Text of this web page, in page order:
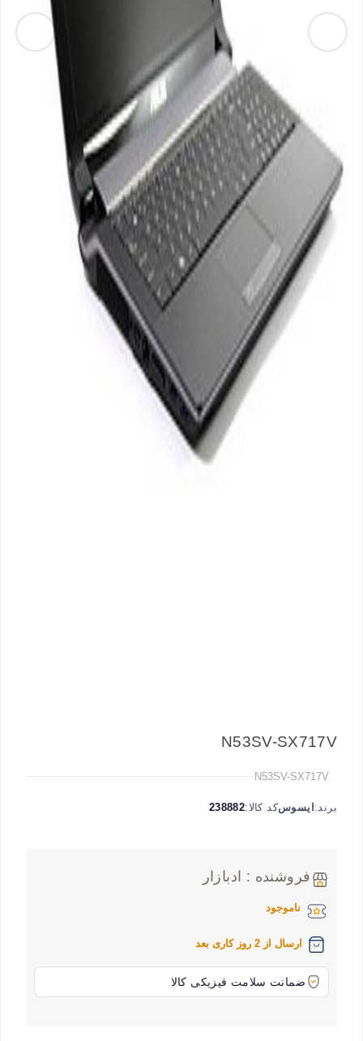
N53SV-SX717V
N53SV-SX717V
برند: ایسوسکد کالا:238882
فروشنده : ادبازار
ناموجود
ارسال از 2 روز کاری بعد
ضمانت سلامت فیزیکی کالا